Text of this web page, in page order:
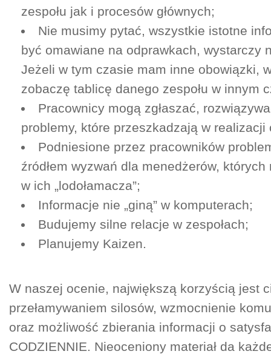
zespołu jak i procesów głównych;
Nie musimy pytać, wszystkie istotne
być omawiane na odprawkach, wystarczy
Jeżeli w tym czasie mam inne obowiązki,
zobaczę tablicę danego zespołu w innym
Pracownicy mogą zgłaszać,
problemy, które przeszkadzają w realizacji
Podniesione przez pracowników
źródłem wyzwań dla menedżerów,
w ich „lodołamacza”;
Informacje nie „giną” w komputerach;
Budujemy silne relacje w zespołach;
Planujemy Kaizen.
W naszej ocenie, największą korzyścią jest
przełamywaniem silosów, wzmocnienie
oraz możliwość zbierania informacji o
CODZIENNIE. Nieoceniony materiał da